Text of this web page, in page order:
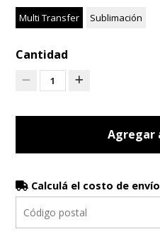
Multi Transfer Sublimación
Cantidad
1
Agregar
Calculá el costo de envío